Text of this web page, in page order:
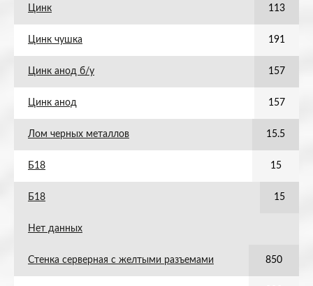
Цинк 113
Цинк чушка 191
Цинк анод б/у 157
Цинк анод 157
Лом черных металлов 15.5
Б18 15
Б18 15
Нет данных
Стенка серверная с желтыми разъемами 850